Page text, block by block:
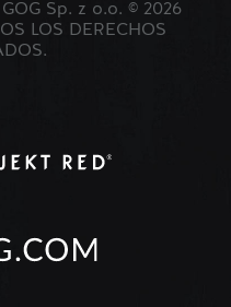
Sp. z o.o. © 2026
LOS DERECHOS